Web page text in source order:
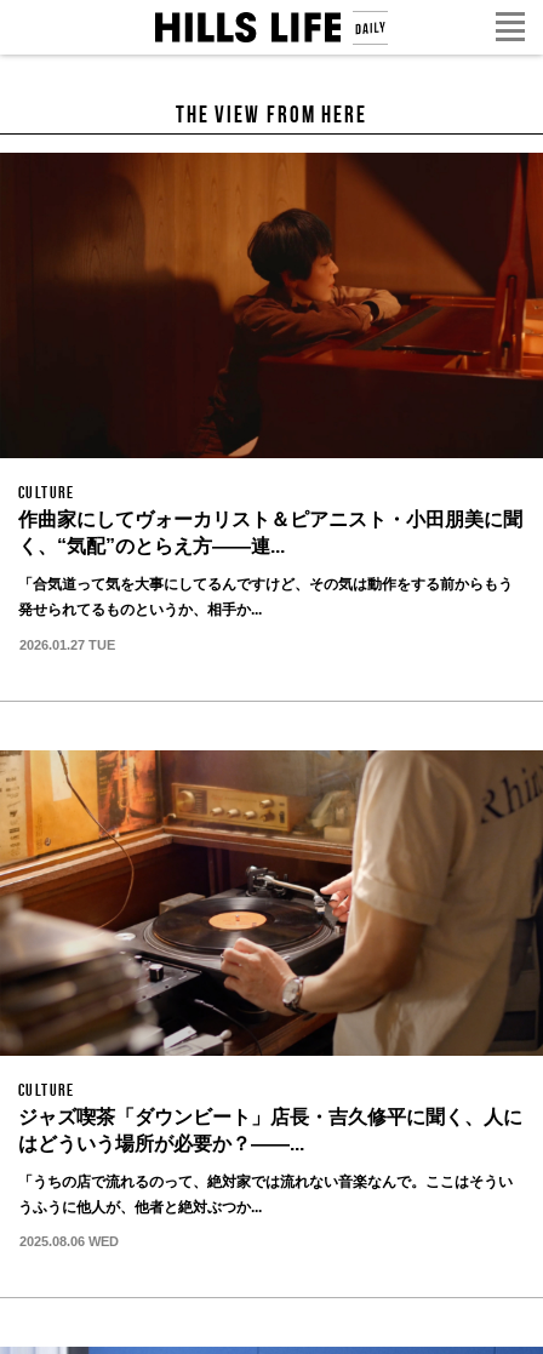
The View from Here
CULTURE
作曲家にしてヴォーカリスト＆ピアニスト・小田朋美に聞
く、“気配”のとらえ方——連...
「合気道って気を大事にしてるんですけど、その気は動作をする前からもう
発せられてるものというか、相手か...
2026.01.27 TUE
CULTURE
ジャズ喫茶「ダウンビート」店長・吉久修平に聞く、人に
はどういう場所が必要か？——...
「うちの店で流れるのって、絶対家では流れない音楽なんで。ここはそうい
うふうに他人が、他者と絶対ぶつか...
2025.08.06 WED